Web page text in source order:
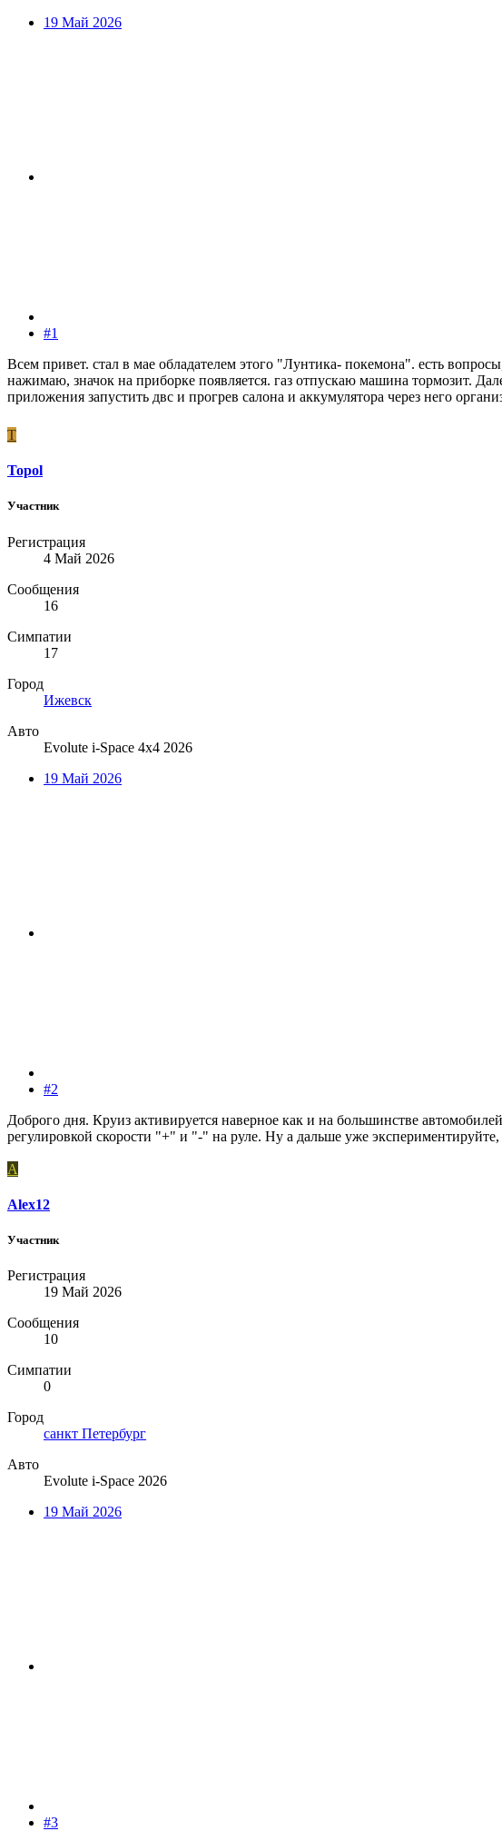
19 Май 2026
#1
Всем привет. стал в мае обладателем этого "Лунтика- покемона". есть
нажимаю, значок на приборке появляется. газ отпускаю машина тормозит.
приложения запустить двс и прогрев салона и аккумулятора через него
T
Topol
Участник
Регистрация
4 Май 2026
Сообщения
16
Симпатии
17
Город
Ижевск
Авто
Evolute i-Space 4х4 2026
19 Май 2026
#2
Доброго дня. Круиз активируется наверное как и на большинстве
регулировкой скорости "+" и "-" на руле. Ну а дальше уже
A
Alex12
Участник
Регистрация
19 Май 2026
Сообщения
10
Симпатии
0
Город
санкт Петербург
Авто
Evolute i-Space 2026
19 Май 2026
#3